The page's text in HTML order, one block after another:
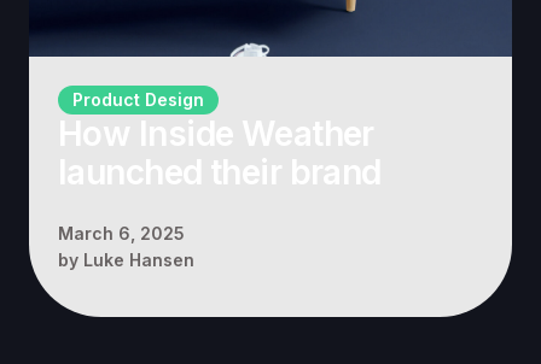
Product Design
March 6, 2025
by Luke Hansen